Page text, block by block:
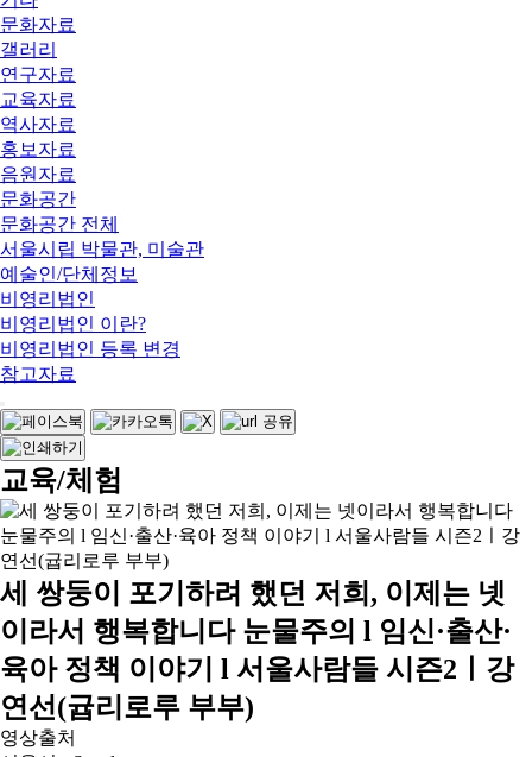
문화자료
갤러리
연구자료
교육자료
역사자료
홍보자료
음원자료
문화공간
문화공간 전체
서울시립 박물관, 미술관
예술인/단체정보
비영리법인
비영리법인 이란?
비영리법인 등록 변경
참고자료
교육/체험
세 쌍둥이 포기하려 했던 저희, 이제는 넷
이라서 행복합니다 눈물주의 l 임신·출산·
육아 정책 이야기 l 서울사람들 시즌2ㅣ강
연선(귭리로루 부부)
영상출처